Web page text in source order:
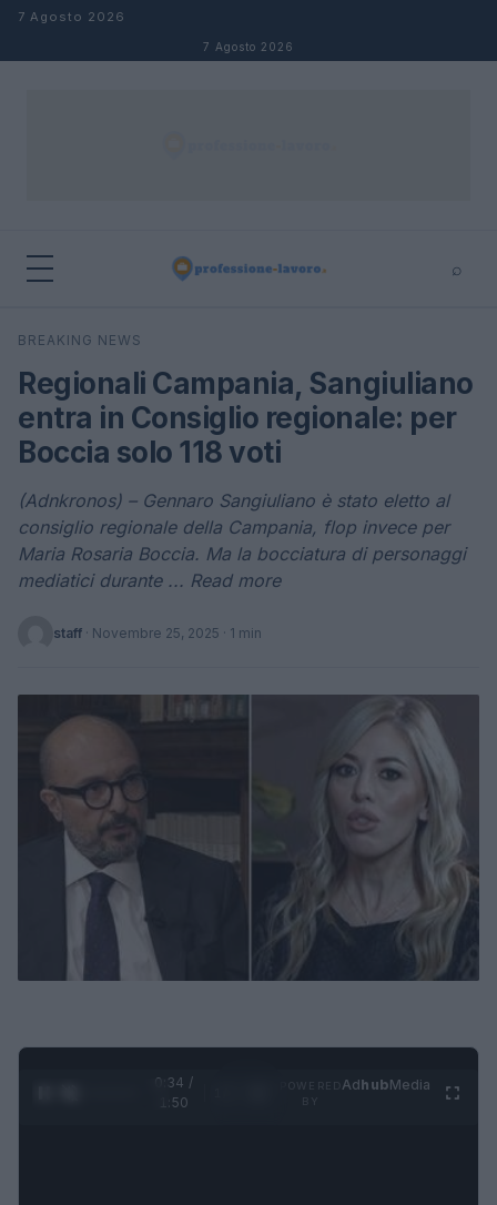
Salta al contenuto
7 Agosto 2026
7 Agosto 2026
⌕
Cerca
BREAKING NEWS
Regionali Campania, Sangiuliano
entra in Consiglio regionale: per
Boccia solo 118 voti
(Adnkronos) – Gennaro Sangiuliano è stato eletto al
consiglio regionale della Campania, flop invece per
Maria Rosaria Boccia. Ma la bocciatura di personaggi
mediatici durante ... Read more
staff · Novembre 25, 2025 · 1 min
0:35 /
1:50
AdhubMedia